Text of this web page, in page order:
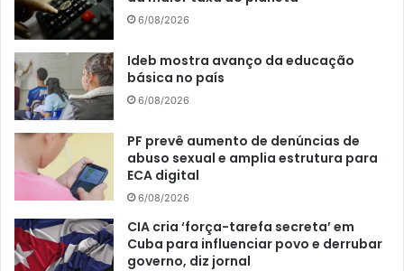
6/08/2026
Ideb mostra avanço da educação
básica no país
6/08/2026
PF prevê aumento de denúncias de
abuso sexual e amplia estrutura para
ECA digital
6/08/2026
CIA cria ‘força-tarefa secreta’ em
Cuba para influenciar povo e derrubar
governo, diz jornal